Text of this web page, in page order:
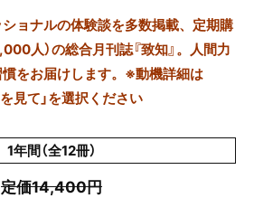
ョナルの体験談を多数掲載、定期購
人）の総合月刊誌『致知』。人間力
をお届けします。※動機詳細は
見て」を選択ください
1年間（全12冊）
定価14,400円